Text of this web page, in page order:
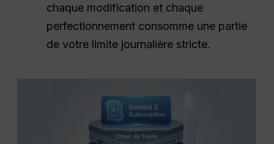
chaque modification et chaque
perfectionnement consomme une partie
de votre limite journalière stricte.